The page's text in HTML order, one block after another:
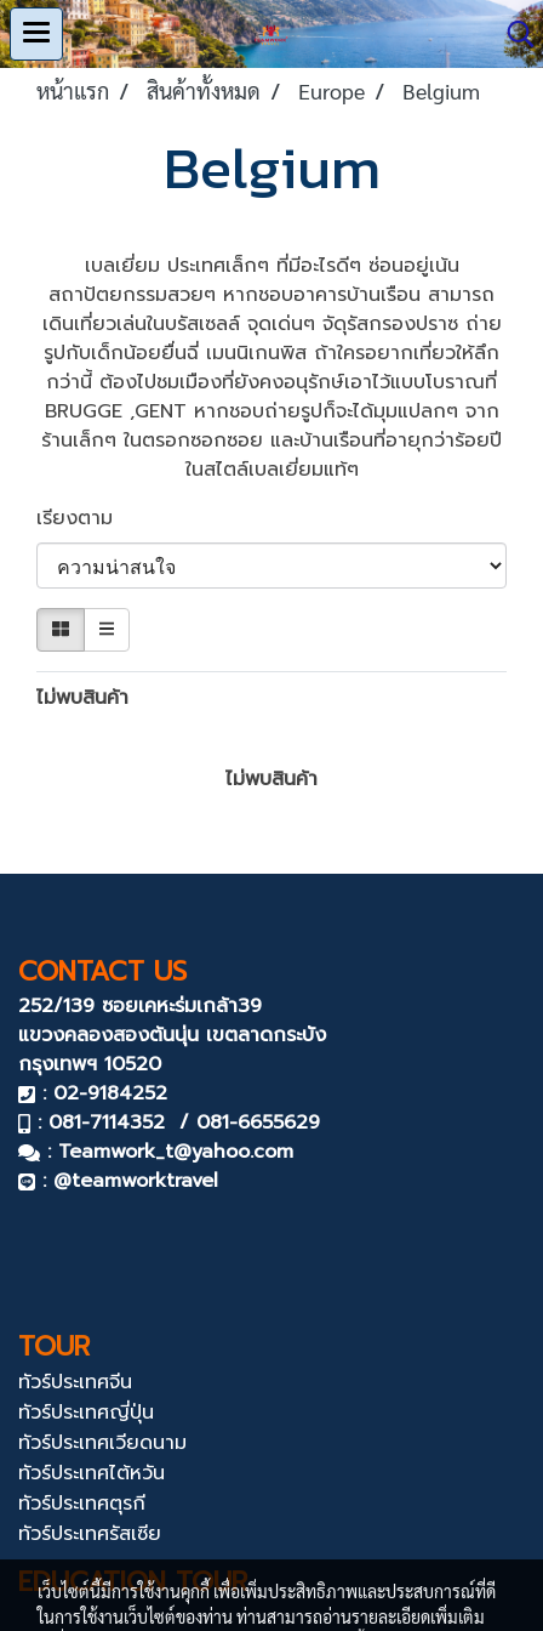
หน้าแรก สินค้าทั้งหมด Europe Belgium
Belgium
เบลเยี่ยม ประเทศเล็กๆ ที่มีอะไรดีๆ ซ่อนอยู่เน้น
สถาปัตยกรรมสวยๆ หากชอบอาคารบ้านเรือน สามารถ
เดินเที่ยวเล่นในบรัสเซลล์ จุดเด่นๆ จัดุรัสกรองปราซ ถ่าย
รูปกับเด็กน้อยยื่นฉี่ เมนนิเกนพิส ถ้าใครอยากเที่ยวให้ลึก
กว่านี้ ต้องไปชมเมืองที่ยังคงอนุรักษ์เอาไว้แบบโบราณที่
BRUGGE ,GENT หากชอบถ่ายรูปก็จะได้มุมแปลกๆ จาก
ร้านเล็กๆ ในตรอกซอกซอย และบ้านเรือนที่อายุกว่าร้อยปี
ในสไตล์เบลเยี่ยมแท้ๆ
เรียงตาม
ไม่พบสินค้า
ไม่พบสินค้า
CONTACT US
252/139 ซอยเคหะร่มเกล้า39
แขวงคลองสองต้นนุ่น เขตลาดกระบัง
กรุงเทพฯ 10520
: 02-9184252
: 081-7114352 / 081-6655629
: Teamwork_t@yahoo.com
: @teamworktravel
TOUR
ทัวร์ประเทศจีน
ทัวร์ประเทศญี่ปุ่น
ทัวร์ประเทศเวียดนาม
ทัวร์ประเทศไต้หวัน
ทัวร์ประเทศตุรกี
ทัวร์ประเทศรัสเซีย
EDUCATION TOUR
เว็บไซต์นี้มีการใช้งานคุกกี้ เพื่อเพิ่มประสิทธิภาพและประสบการณ์ที่ดี
ในการใช้งานเว็บไซต์ของท่าน ท่านสามารถอ่านรายละเอียดเพิ่มเติม